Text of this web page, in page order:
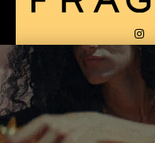
US